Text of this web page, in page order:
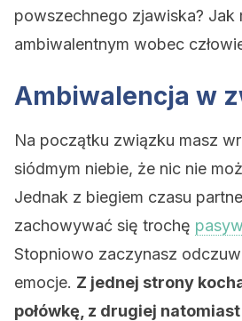
powszechnego zjawiska? Jak
ambiwalentnym wobec
Ambiwalencja w
Na początku związku masz
siódmym niebie, że nic nie
Jednak z biegiem czasu
zachowywać się trochę
Stopniowo zaczynasz
emocje. Z jednej strony
połówkę, z drugiej